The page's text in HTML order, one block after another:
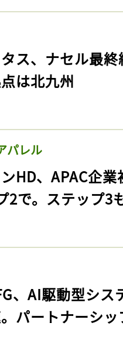
タス、ナセル最
は北九州
パレル
ンHD、APAC企
2で。ステップ3
、AI駆動型シ
パートナーシ